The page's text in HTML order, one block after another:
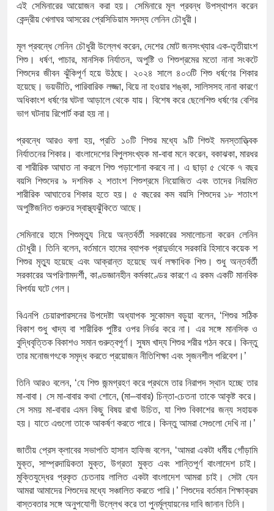
১৫২২ পুলিশ সদস্যকে চাকরিতে
খিলক্ষেত থানা বিএনপির যুগ্ম
দেশের ৬ অঞ্চলে ঝড়ের আভাস
সার্ককে আরও গতিশীল করতে চায়
প্রধানমন্ত্রীর সঙ্গে নবনিযুক্ত
হামের উপসর্গে আরও ৬ প্রাণহানি,
অবশেষে পদত্যাগ করলেন ভারতের
জামায়াত ফেরেশতাদের দল নয়, ভুল
এই সেমিনারের আয়োজন করা হয়। সেমিনারে মূল প্রবন্ধ উপস্থাপন করেন
কেন্দ্রীয় খেলাঘর আসরের প্রেসিডিয়াম সদস্য লেনিন চৌধুরী।
মূল প্রবন্ধে লেনিন চৌধুরী উল্লেখ করেন,দেশের মোট জনসংখ্যার এক-তৃতীয়াংশ
শিশু।
ধর্ষণ, পাচার, মানসিক নির্যাতন, অপুষ্টি ও শিশুশ্রমের মতো নানা সংকটে
শিশুদের জীবন ঝুঁকিপূর্ণ হয়ে উঠছে। ২০২৪ সালে ৪০৩টি শিশু ধর্ষণের শিকার
হয়েছে। ভয়ভীতি,পারিবারিক লজ্জা, বিয়ে না হওয়ার শঙ্কা, সালিসসহ নানা কারণে
অধিকাংশ ধর্ষণের ঘটনা আড়ালে থেকে যায়। বিশেষ করে ছেলেশিশু ধর্ষণের বেশির
ভাগ ঘটনায় রিপোর্ট করা হয় না।
প্রবন্ধে আরও বলা হয়,প্রতি ১০টি শিশুর মধ্যে ৯টি শিশুই মনস্তাত্ত্বিক
নির্যাতনের শিকার। বাংলাদেশের বিপুলসংখ্যক মা-বাবা মনে করেন, বকাঝকা, মারধর
বা শারীরিক আঘাত না করলে শিশু পড়াশোনা করবে না। এ ছাড়া ৫ থেকে ৭ বছর
বয়সি শিশুদের ৯ দশমিক ২ শতাংশ শিশুশ্রমে নিয়োজিত এবং তাদের নিয়মিত
শারীরিক আঘাতের শিকার হতে হয়। ৫ বছরের কম বয়সি শিশুদের ১৮ শতাংশ
অপুষ্টিজনিত গুরুতর স্বাস্থ্যঝুঁকিতে আছে।
সেমিনারে হামে শিশুমৃত্যু নিয়ে অন্তর্বর্তী সরকারের সমালোচনা করেন লেনিন
চৌধুরী। তিনি বলেন,বর্তমানে হামের ব্যাপক প্রাদুর্ভাবে সরকারি হিসাবে কয়েক শ
শিশুর মৃত্যু হয়েছে এবং আক্রান্ত হয়েছে অর্ধ লক্ষাধিক শিশু। শুধু অন্তর্বর্তী
সরকারের অপরিণামদর্শী, কাণ্ডজ্ঞানহীন কর্মকাণ্ডের কারণে এ রকম একটি মানবিক
বিপর্যয় ঘটে গেল।
বিএনপি চেয়ারপারসনের উপদেষ্টা অধ্যাপক সুকোমল বড়ুয়া বলেন, ‘শিশুর সঠিক
বিকাশ শুধু খাদ্য বা শারীরিক পুষ্টির ওপর নির্ভর করে না। এর সঙ্গে মানসিক ও
বুদ্ধিবৃত্তিক বিকাশও সমান গুরুত্বপূর্ণ। সুষম খাদ্য শিশুর শরীর গঠন করে। কিন্তু
তার মনোজগৎকে সমৃদ্ধ করতে প্রয়োজন নীতিশিক্ষা এবং সৃজনশীল পরিবেশ। ’
তিনি আরও বলেন, ‘যে শিশু জন্মগ্রহণ করে প্রথমে তার নিরাপদ স্থান হচ্ছে তার
মা-বাবা। সে মা-বাবার কথা শোনে, (মা–বাবার)চিন্তা-চেতনা তাকে আকৃষ্ট করে।
সে সময় মা-বাবার এমন কিছু বিষয় রাখা উচিত, যা শিশু বিকাশের জন্য সহায়ক
হয়। যাতে এগুলো তাকে আকর্ষণ করতে পারে। কিন্তু আমরা সেগুলো দেখি না। ’
জাতীয় প্রেস ক্লাবের সভাপতি হাসান হাফিজ বলেন, ‘আমরা একটা ধর্মীয় গোঁড়ামি
মুক্ত,সাম্প্রদায়িকতা মুক্ত,উগ্রতা মুক্ত এবং শান্তিপূর্ণ বাংলাদেশ চাই।
মুক্তিযুদ্ধের প্রকৃত চেতনায় লালিত একটা বাংলাদেশ আমরা চাই। সেটা যেন
আমরা আমাদের শিশুদের মধ্যে সঞ্চালিত করতে পারি। ’শিশুদের বর্তমান শিক্ষাক্রম
বাস্তবতার সঙ্গে অনুপযোগী উল্লেখ করে তা পুনর্মূল্যায়নের দাবি জানান তিনি।